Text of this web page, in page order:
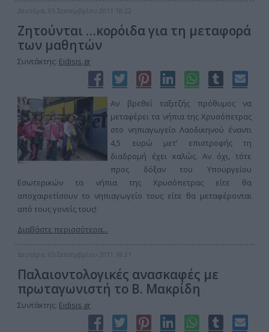
Δευτέρα, 05 Σεπτεμβρίου 2011 18:22
Ζητούνται …κορόιδα για τη μεταφορά
των μαθητών
Συντάκτης: Eidisis.gr
Αν βρεθεί ταξιτζής πρόθυμος να
μεταφέρει τα νήπια της Χρυσόπετρας
στο νηπιαγωγείο Λαοδικηνού έναντι
4,5 ευρώ μετ’ επιστροφής τη
διαδρομή έχει καλώς. Αν όχι, τότε
προς δόξαν του Υπουργείου
Εσωτερικών τα νήπια της Χρυσόπετρας είτε θα
αποχαιρετίσουν το νηπιαγωγείο τους είτε θα μεταφέρονται
από τους γονείς τους!
Διαβάστε περισσότερα...
Δευτέρα, 05 Σεπτεμβρίου 2011 18:21
Παλαιοντολογικές ανασκαφές με
πρωταγωνιστή το Β. Μακρίδη
Συντάκτης: Eidisis.gr